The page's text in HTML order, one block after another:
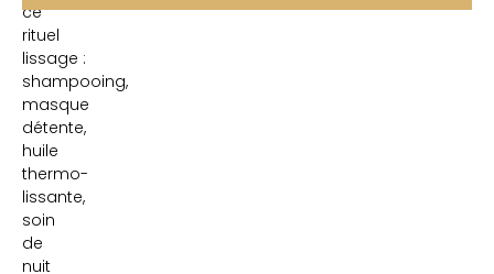
ce
rituel
lissage :
shampooing,
masque
détente,
huile
thermo-
lissante,
soin
de
nuit